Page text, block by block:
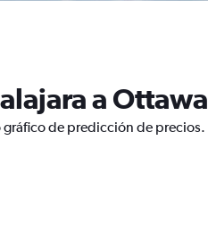
a Ottawa
gráfico de predicción de precios.